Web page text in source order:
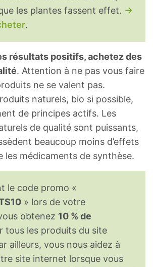
les plantes fassent effet. →
.
résultats positifs, achetez des
. Attention à ne pas vous faire
ne se valent pas.
naturels, bio si possible,
de principes actifs. Les
de qualité sont puissants,
beaucoup moins d’effets
les médicaments de synthèse.
le code promo «
» lors de votre
obtenez 10 % de
tous les produits du site
ailleurs, vous nous aidez à
site internet lorsque vous